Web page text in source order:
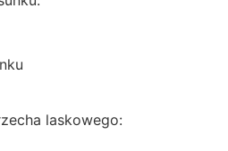
laskowego: